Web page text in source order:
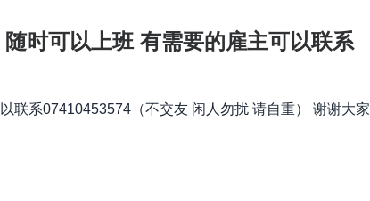
时可以上班 有需要的雇主可以联系
联系07410453574（不交友 闲人勿扰 请自重） 谢谢大家